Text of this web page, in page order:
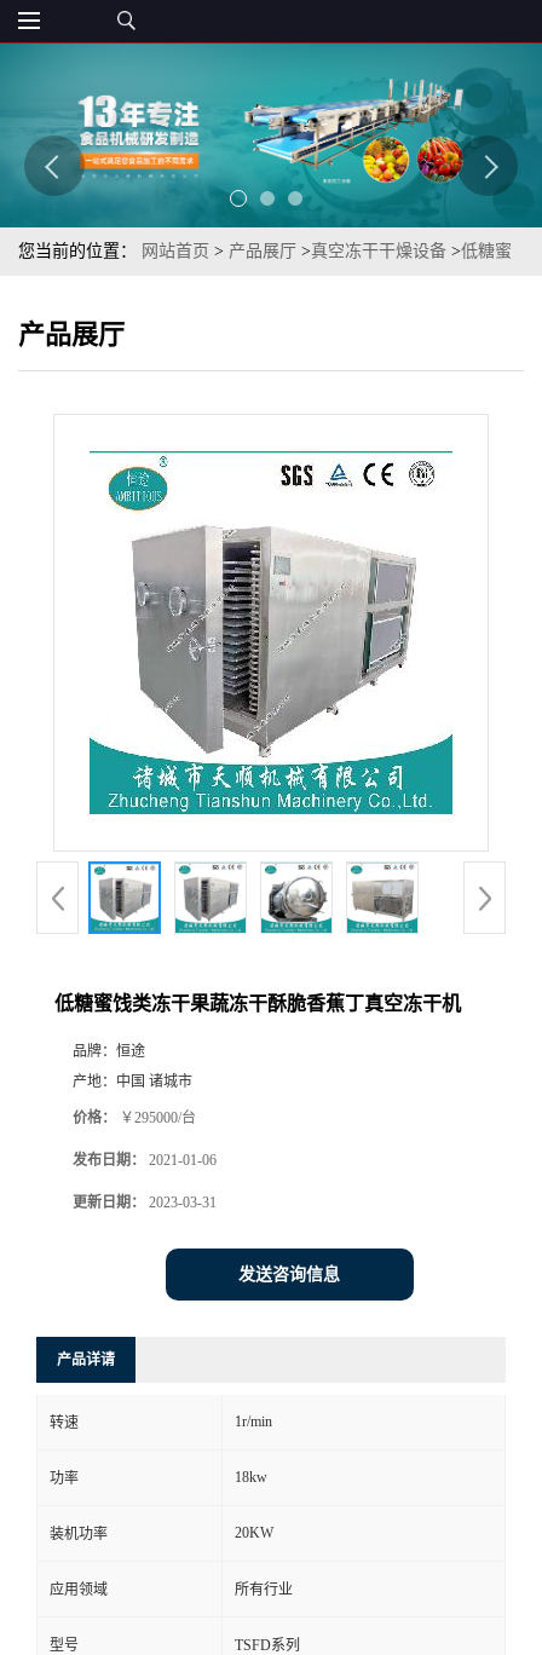
您当前的位置： 网站首页 > 产品展厅 >真空冻干干燥设备 >低糖蜜
产品展厅
低糖蜜饯类冻干果蔬冻干酥脆香蕉丁真空冻干机
品牌： 恒途
产地： 中国 诸城市
价格： ￥295000/台
发布日期： 2021-01-06
更新日期： 2023-03-31
发送咨询信息
产品详请
转速 1r/min
功率 18kw
装机功率 20KW
应用领域 所有行业
型号 TSFD系列